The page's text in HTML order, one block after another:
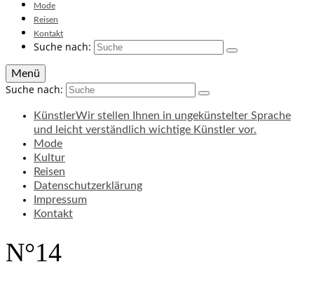
Mode
Reisen
Kontakt
Suche nach:
Menü
Suche nach:
KünstlerWir stellen Ihnen in ungekünstelter Sprache
und leicht verständlich wichtige Künstler vor.
Mode
Kultur
Reisen
Datenschutzerklärung
Impressum
Kontakt
N°14